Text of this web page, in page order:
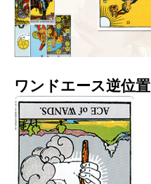
ワンドエース逆位置